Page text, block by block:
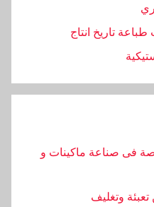
تاريخ انتاج
فى صناعة ماكينات و
وتغليف